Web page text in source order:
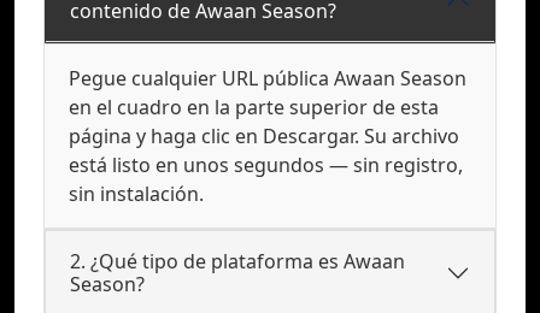
contenido de Awaan Season?
Pegue cualquier URL pública Awaan Season
en el cuadro en la parte superior de esta
página y haga clic en Descargar. Su archivo
está listo en unos segundos — sin registro,
sin instalación.
2. ¿Qué tipo de plataforma es Awaan
Season?